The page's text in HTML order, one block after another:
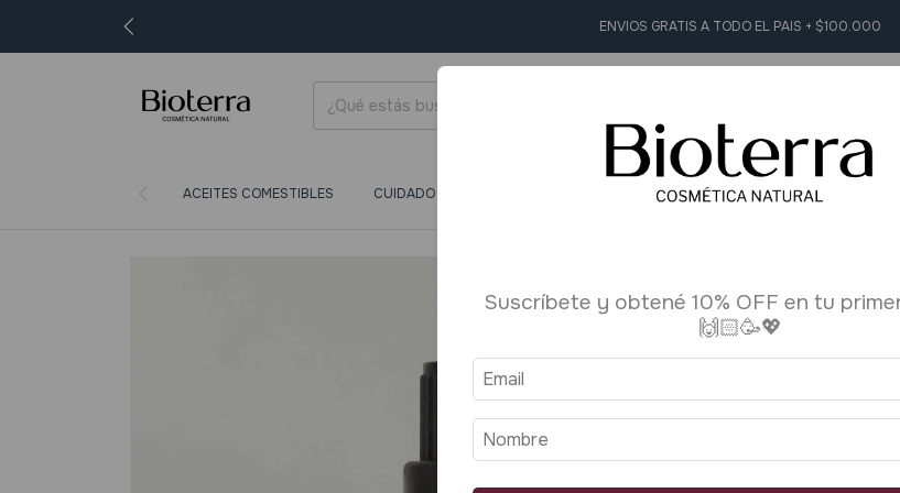
ENVIOS GRATIS A TODO EL PAIS + $100.000
ACEITES COMESTIBLES CUIDADO CORPORAL Y FACIAL HIGIENE PERSONAL AROMATERAPIA
Suscríbete y obtené 10% OFF en tu
🙌🏻🥳💖